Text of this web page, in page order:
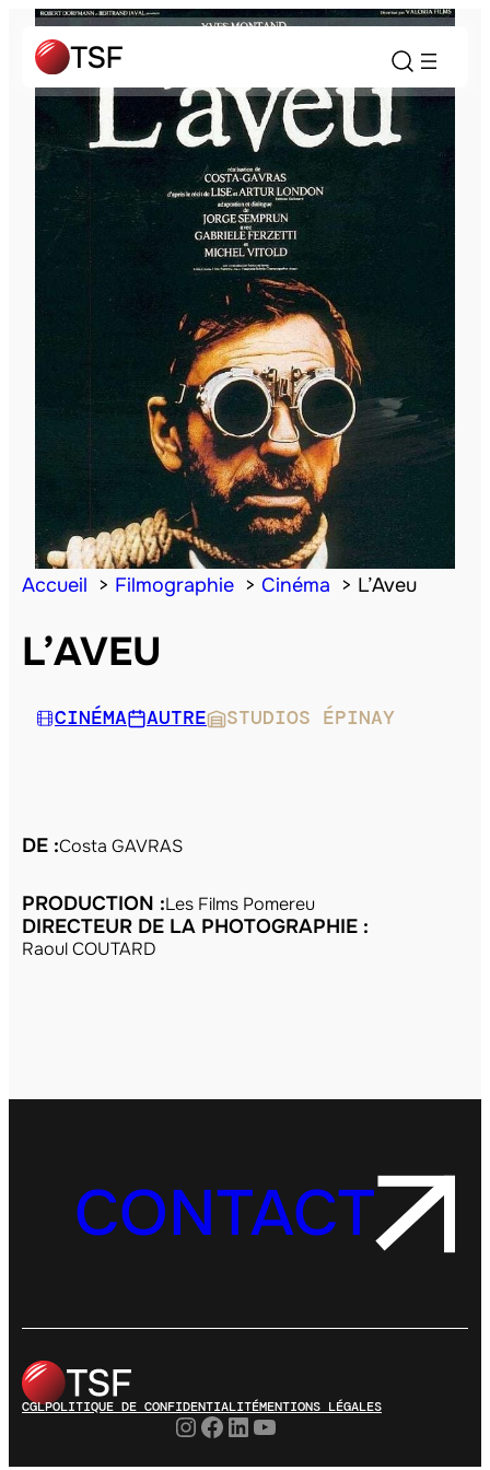
Accueil Filmographie Cinéma L’Aveu
L’AVEU
CINÉMA AUTRE STUDIOS ÉPINAY
DE :Costa GAVRAS
PRODUCTION :Les Films Pomereu
DIRECTEUR DE LA PHOTOGRAPHIE :
Raoul COUTARD
CONTACT
CGLPOLITIQUE DE CONFIDENTIALITÉMENTIONS LÉGALES
Instagram
Facebook
LinkedIn
YouTube